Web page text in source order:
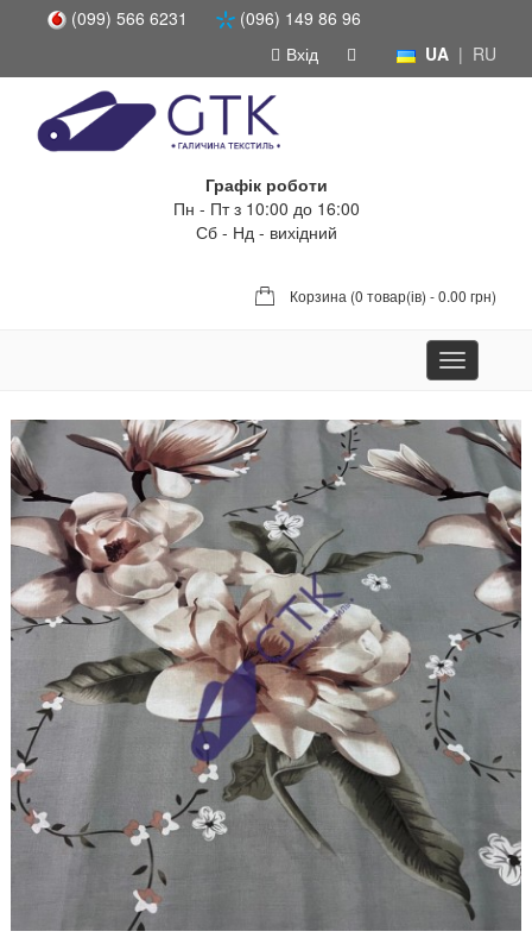
(099) 566 6231
(096) 149 86 96
UA | RU
Вхід
Графік роботи
Пн - Пт з 10:00 до 16:00
Сб - Нд - вихідний
Корзина (0 товар(ів) - 0.00 грн)
Toggle
navigation